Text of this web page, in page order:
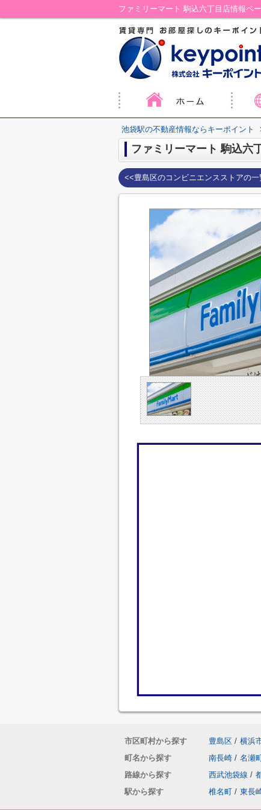
ファミリーマート 駒込六丁目店情報ペ
池袋駅の不動産情報ならキーポイント
ファミリーマート 駒込六
<<豊島区のコンビニエンスストアの一
市区町村から探す 豊島区 / 横浜
町名から探す
南長崎 / 名瀬
路線から探す
西武池袋線 /
駅から探す
椎名町 / 東長